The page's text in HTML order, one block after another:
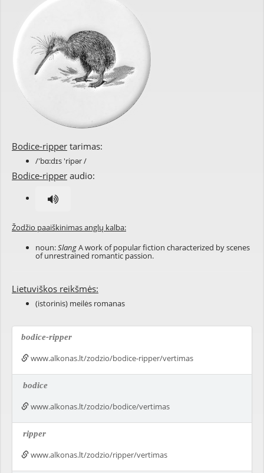
Bodice-ripper tarimas:
/'bɑ:dɪs 'ripər /
Bodice-ripper audio:
Žodžio paaiškinimas anglų kalba:
noun:SlangA work of popular fiction characterized by scenes
of unrestrained romantic passion.
Lietuviškos reikšmės:
(istorinis) meilės romanas
bodice-ripper
www.alkonas.lt/zodzio/bodice-ripper/vertimas
bodice
www.alkonas.lt/zodzio/bodice/vertimas
ripper
www.alkonas.lt/zodzio/ripper/vertimas